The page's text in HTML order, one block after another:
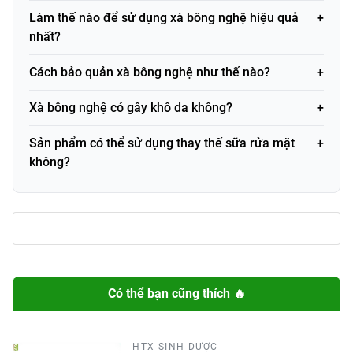
chính
olive
(Barcode)
Thành phần và công dụng
ứng, phù hợp với nhiều đối tượng sử dụng. Các thành phần
Tinh bột nghệ nguyên chất:chứa curcumin giúp làm
dịu da, hỗ trợ ngừa thâm và các dấu hiệu lão hóa.
Làm thế nào để sử dụng xà bông nghệ hiệu quả
nhất?
Cách bảo quản xà bông nghệ như thế nào?
Xà bông nghệ có gây khô da không?
Sản phẩm có thể sử dụng thay thế sữa rửa mặt
không?
Có thể bạn cũng thích 🔥
HTX SINH DƯỢC